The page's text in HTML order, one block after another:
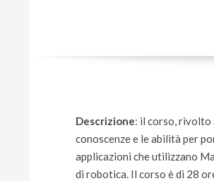
Descrizione: il corso, rivolto
conoscenze e le abilità per
applicazioni che utilizzano
di robotica. Il corso è di 28